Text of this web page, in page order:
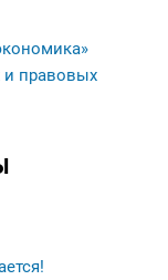
по социально-
и правовых